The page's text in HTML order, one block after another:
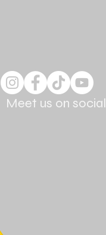
Meet us on social